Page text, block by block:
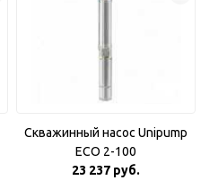
Скважинный насос Unipump
ECO 2-100
23 237 руб.